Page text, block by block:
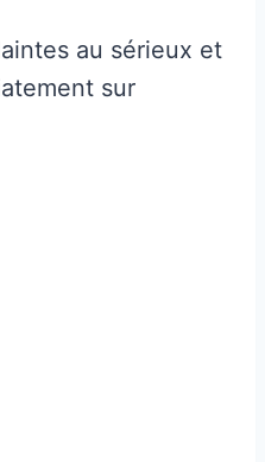
au sérieux et
sur